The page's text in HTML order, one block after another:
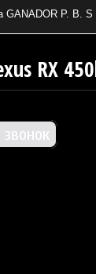
GANADOR P. B.
RX
звонок